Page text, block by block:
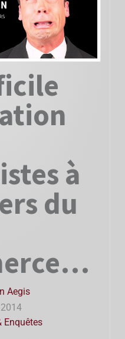
à
du
Aegis
Enquêtes